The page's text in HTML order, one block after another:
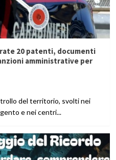
20 patenti, documenti
amministrative per
del territorio, svolti nei
e nei centri...